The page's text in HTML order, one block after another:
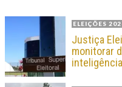
ELEIÇÕES
Justiça
monitorar